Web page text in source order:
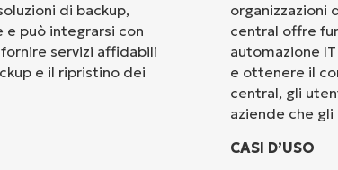
di backup,
e può integrarsi con
servizi affidabili
e il ripristino dei
organizzazioni
central offre
automazione
e ottenere il
central, gli
aziende che gli
CASI D’USO
Company